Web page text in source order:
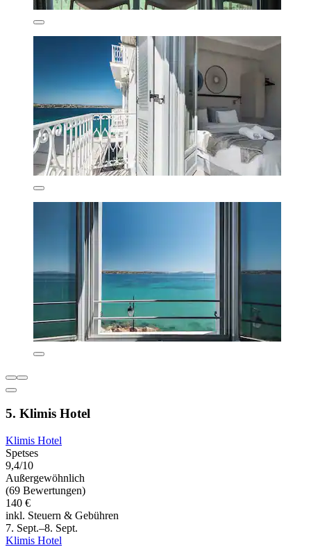
5. Klimis Hotel
Klimis Hotel
Spetses
9,4/10
Außergewöhnlich
(69 Bewertungen)
140 €
inkl. Steuern & Gebühren
7. Sept.–8. Sept.
Klimis Hotel